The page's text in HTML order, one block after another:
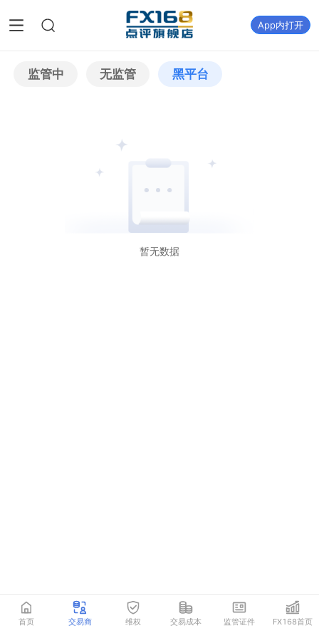
App内打开
监管中 无监管 黑平台
暂无数据
首页 交易商 维权 交易成本 监管证件 FX168首页